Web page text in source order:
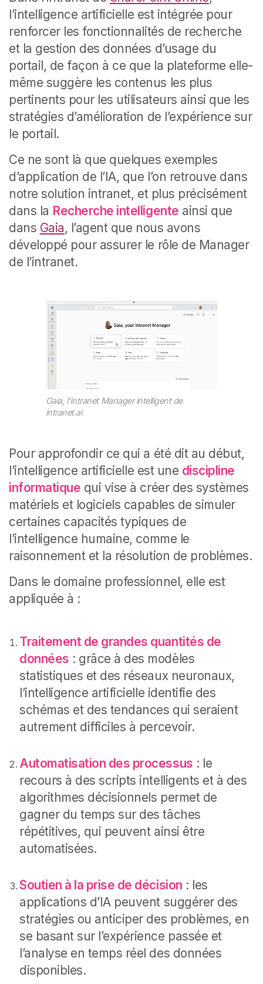
l’intelligence artificielle est intégrée pour
renforcer les fonctionnalités de recherche
et la gestion des données d’usage du
portail, de façon à ce que la plateforme elle-
même suggère les contenus les plus
pertinents pour les utilisateurs ainsi que les
stratégies d’amélioration de l’expérience sur
le portail.
Ce ne sont là que quelques exemples
d’application de l’IA, que l’on retrouve dans
notre solution intranet, et plus précisément
dans la Recherche intelligente ainsi que
dans Gaia, l’agent que nous avons
développé pour assurer le rôle de Manager
de l’intranet.
Gaia, l’Intranet Manager intelligent de
intranet.ai
Pour approfondir ce qui a été dit au début,
l’intelligence artificielle est une discipline
informatique qui vise à créer des systèmes
matériels et logiciels capables de simuler
certaines capacités typiques de
l’intelligence humaine, comme le
raisonnement et la résolution de problèmes.
Dans le domaine professionnel, elle est
appliquée à :
Traitement de grandes quantités de
données : grâce à des modèles
statistiques et des réseaux neuronaux,
l’intelligence artificielle identifie des
schémas et des tendances qui seraient
autrement difficiles à percevoir.
Automatisation des processus : le
recours à des scripts intelligents et à des
algorithmes décisionnels permet de
gagner du temps sur des tâches
répétitives, qui peuvent ainsi être
automatisées.
Soutien à la prise de décision : les
applications d’IA peuvent suggérer des
stratégies ou anticiper des problèmes, en
se basant sur l’expérience passée et
l’analyse en temps réel des données
disponibles.